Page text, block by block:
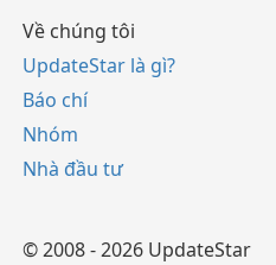
Về chúng tôi
UpdateStar là gì?
Báo chí
Nhóm
Nhà đầu tư
© 2008 - 2026 UpdateStar